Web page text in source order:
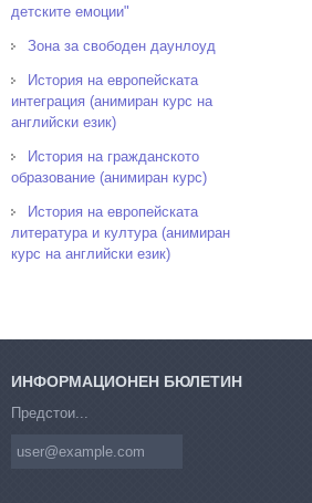
детските емоции"
Зона за свободен даунлоуд
История на европейската
интеграция (анимиран курс на
английски език)
История на гражданското
образование (анимиран курс)
История на европейската
литература и култура (анимиран
курс на английски език)
ИНФОРМАЦИОНЕН БЮЛЕТИН
Предстои...